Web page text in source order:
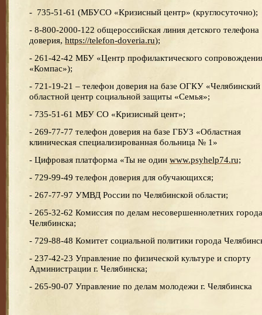
- 735-51-61 (МБУСО «Кризисный центр» (круглосуточно);
- 8-800-2000-122 общероссийская линия детского телефона
доверия, https://telefon-doveria.ru);
- 261-42-42 МБУ «Центр профилактического
«Компас»);
- 721-19-21 – телефон доверия на базе ОГКУ «Челябинский
областной центр социальной защиты «Семья»;
- 735-51-61 МБУ СО «Кризисный цент»;
- 269-77-77 телефон доверия на базе ГБУЗ «Областная
клиническая специализированная больница № 1»
- Цифровая платформа «Ты не один www.psyhelp74.ru;
- 729-99-49 телефон доверия для обучающихся;
- 267-77-97 УМВД России по Челябинской области;
- 265-32-62 Комиссия по делам несовершеннолетних города
Челябинска;
- 729-88-48 Комитет социальной политики города
- 237-42-23 Управление по физической культуре и спорту
Администрации г. Челябинска;
- 265-90-07 Управление по делам молодежи г. Челябинска